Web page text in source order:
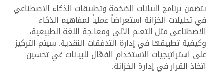
يتضمن برنامج البيانات الضخمة وتطبيقات الذكاء الاصطناعي
في تحليلات الخزانة استعراضاً عملياً لمفاهيم الذكاء
الاصطناعي مثل التعلم الآلي ومعالجة اللغة الطبيعية،
وكيفية تطبيقها في إدارة التدفقات النقدية. سيتم التركيز
على استراتيجيات الاستخدام الفعّال للبيانات في تحسين
اتخاذ القرار في إدارة الخزانة.